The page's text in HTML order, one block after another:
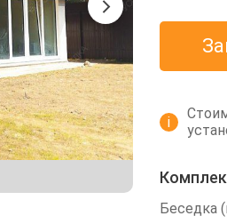
i
Беседка